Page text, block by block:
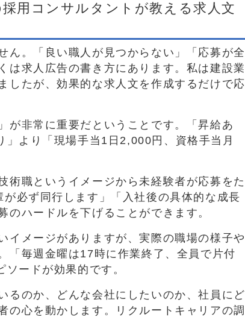
用コンサルタントが教える求人文
ん。「良い職人が見つからない」「応募が全
は求人広告の書き方にあります。私は建設業
したが、効果的な求人文を作成するだけで応
が非常に重要だということです。「昇給あ
より「現場手当1日2,000円、資格手当月
術職というイメージから未経験者が応募をた
必ず同行します」「入社後の具体的な成長
ハードルを下げることができます。
イメージがありますが、実際の職場の様子や
「毎週金曜は17時に作業終了、全員で片付
ードが効果的です。
るのか、どんな会社にしたいのか、社員にど
の心を動かします。リクルートキャリアの調